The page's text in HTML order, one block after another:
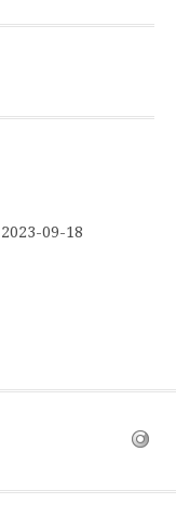
09-18